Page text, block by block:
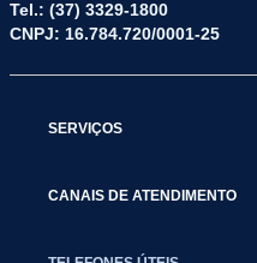
Tel.: (37) 3329-1800
CNPJ: 16.784.720/0001-25
SERVIÇOS
CANAIS DE ATENDIMENTO